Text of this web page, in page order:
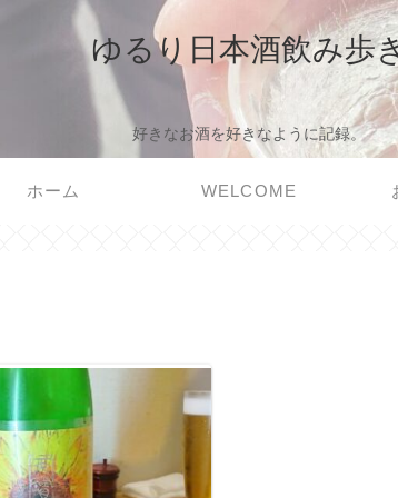
ゆるり日本酒飲み歩
好きなお酒を好きなように記録。
ホーム WELCOME